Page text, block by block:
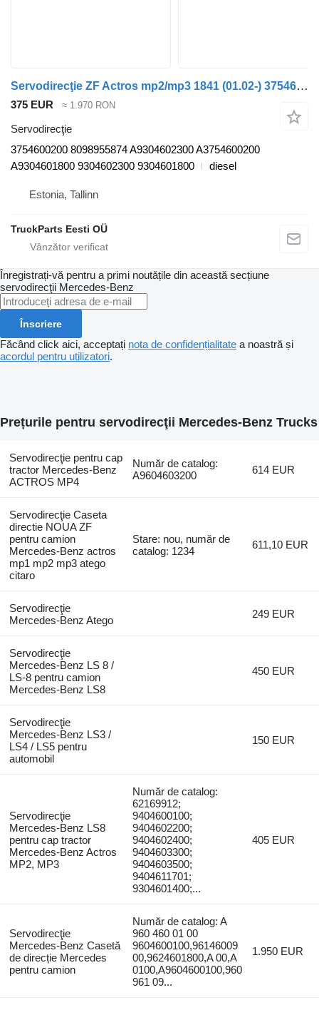
Servodirecţie ZF Actros mp2/mp3 1841 (01.02-) 3754600200 pentru cap tractor Mercedes-Benz Actros, Axor MP1, MP2, MP3 (1996-2014)
375 EUR ≈ 1.970 RON
Servodirecţie
3754600200 8098955874 A9304602300 A3754600200
A9304601800 9304602300 9304601800
diesel
Estonia, Tallinn
TruckParts Eesti OÜ
Înregistrați-vă pentru a primi noutățile din această secțiune
servodirecţii Mercedes-Benz
Înscriere
Făcând click aici, acceptați nota de confidențialitate a noastră și
acordul pentru utilizatori.
Prețurile pentru servodirecţii Mercedes-Benz Trucks
Servodirecţie pentru cap
tractor Mercedes-Benz
ACTROS MP4
Număr de catalog:
A9604603200
614 EUR
Servodirecţie Caseta
directie NOUA ZF
pentru camion
Mercedes-Benz actros
mp1 mp2 mp3 atego
citaro
Stare: nou, număr de
catalog: 1234
611,10 EUR
Servodirecţie
Mercedes-Benz Atego
249 EUR
Servodirecţie
Mercedes-Benz LS 8 /
LS-8 pentru camion
Mercedes-Benz LS8
450 EUR
Servodirecţie
Mercedes-Benz LS3 /
LS4 / LS5 pentru
automobil
150 EUR
Servodirecţie
Mercedes-Benz LS8
pentru cap tractor
Mercedes-Benz Actros
MP2, MP3
Număr de catalog:
62169912;
9404600100;
9404602200;
9404602400;
9404603300;
9404603500;
9404611701;
9304601400;...
405 EUR
Servodirecţie
Mercedes-Benz Casetă
de direcție Mercedes
pentru camion
Număr de catalog: A
960 460 01 00
9604600100,96146009
00,9624601800,A 00,A
0100,A9604600100,960
961 09...
1.950 EUR